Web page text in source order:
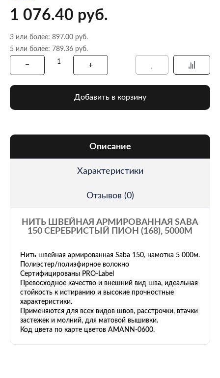
1 076.40 руб.
3 или более: 897.00 руб.
5 или более: 789.36 руб.
Добавить в корзину
Описание
Характеристики
Отзывов (0)
НИТЬ ШВЕЙНАЯ АРМИРОВАННАЯ SABA
150 СЕРЕБРИСТЫЙ ПИОН (168), 5000М
Нить швейная армированная Saba 150, намотка 5 000м.
Полиэстер/полиэфирное волокно
Сертифицированы PRO-Label
Превосходное качество и внешний вид шва, идеальная
стойкость к истиранию и высокие прочностные
характеристики.
Применяются для всех видов швов, расстрочки, втачки
застежек и молний, для матовой вышивки.
Код цвета по карте цветов AMANN-0600.